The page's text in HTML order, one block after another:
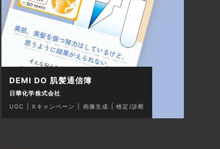
DEMI DO 肌髪通信簿
日華化学株式会社
UGC
Xキャンペーン 画像生成 検定/診断